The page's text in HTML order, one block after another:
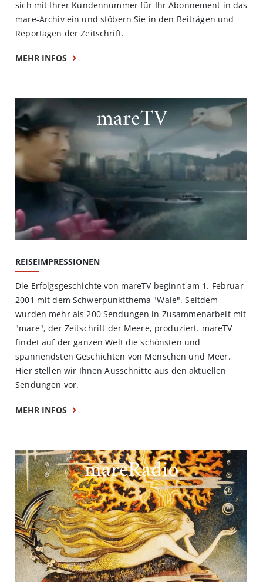
sich mit Ihrer Kundennummer für Ihr Abonnement in das
mare-Archiv ein und stöbern Sie in den Beiträgen und
Reportagen der Zeitschrift.
MEHR INFOS
mareTV
REISEIMPRESSIONEN
Die Erfolgsgeschichte von mareTV beginnt am 1. Februar
2001 mit dem Schwerpunktthema "Wale". Seitdem
wurden mehr als 200 Sendungen in Zusammenarbeit mit
"mare", der Zeitschrift der Meere, produziert. mareTV
findet auf der ganzen Welt die schönsten und
spannendsten Geschichten von Menschen und Meer.
Hier stellen wir Ihnen Ausschnitte aus den aktuellen
Sendungen vor.
MEHR INFOS
mareRadio